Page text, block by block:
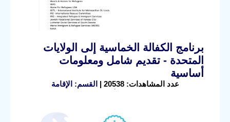
برنامج الكفالة الخماسية إلى الولايات
المتحدة - تقديم شامل ومعلومات
أساسية
عدد المشاهدات: 20538 | القسم: الإقامة